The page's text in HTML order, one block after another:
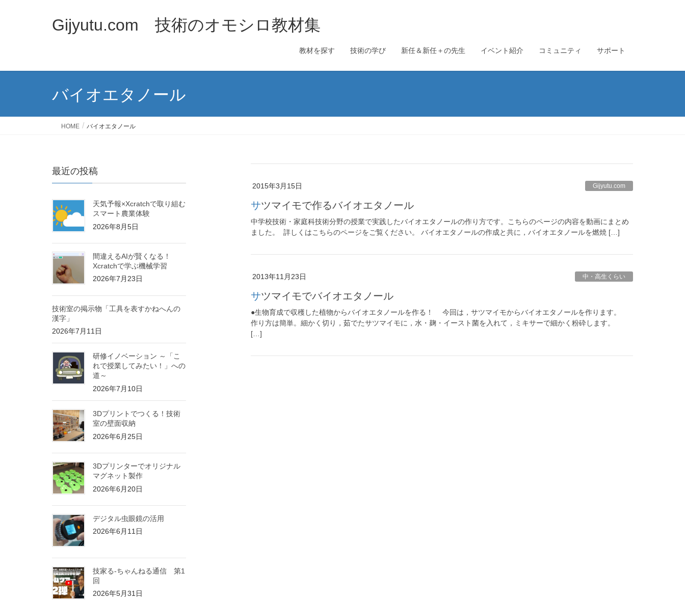
Gijyutu.com 技術のオモシロ教材集
教材を探す 技術の学び 新任＆新任＋の先生 イベント紹介 コミュニティ サポート
バイオエタノール
HOME バイオエタノール
2015年3月15日 Gijyutu.com
サツマイモで作るバイオエタノール
中学校技術・家庭科技術分野の授業で実践したバイオエタノールの作り方です。こちらのページの内容を動画にまとめ
ました。 詳しくはこちらのページをご覧ください。 バイオエタノールの作成と共に，バイオエタノールを燃焼 […]
2013年11月23日 中・高生くらい
サツマイモでバイオエタノール
●生物育成で収穫した植物からバイオエタノールを作る！ 今回は，サツマイモからバイオエタノールを作ります。
作り方は簡単。細かく切り，茹でたサツマイモに，水・麹・イースト菌を入れて，ミキサーで細かく粉砕します。
[…]
最近の投稿
天気予報×Xcratchで取り組む
スマート農業体験
2026年8月5日
間違えるAIが賢くなる！
Xcratchで学ぶ機械学習
2026年7月23日
技術室の掲示物「工具を表すかねへんの
漢字」
2026年7月11日
研修イノベーション ～「こ
れで授業してみたい！」への
道～
2026年7月10日
3Dプリントでつくる！技術
室の壁面収納
2026年6月25日
3Dプリンターでオリジナル
マグネット製作
2026年6月20日
デジタル虫眼鏡の活用
2026年6月11日
技家る-ちゃんねる通信 第1
回
2026年5月31日